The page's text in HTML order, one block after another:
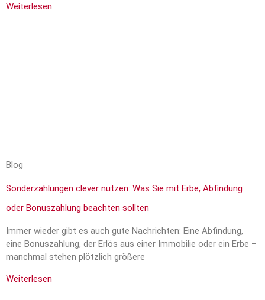
Weiterlesen
Blog
Sonderzahlungen clever nutzen: Was Sie mit Erbe, Abfindung
oder Bonuszahlung beachten sollten
Immer wieder gibt es auch gute Nachrichten: Eine Abfindung,
eine Bonuszahlung, der Erlös aus einer Immobilie oder ein Erbe –
manchmal stehen plötzlich größere
Weiterlesen